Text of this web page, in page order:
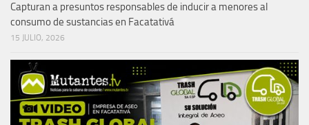
Capturan a presuntos responsables de inducir a menores al
consumo de sustancias en Facatativá
15 JULIO, 2026